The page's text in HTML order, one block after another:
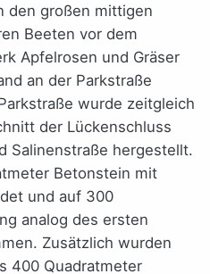
den großen mittigen
Beeten vor dem
Apfelrosen und Gräser
an der Parkstraße
wurde zeitgleich
der Lückenschluss
Salinenstraße hergestellt.
Betonstein mit
und auf 300
analog des ersten
Zusätzlich wurden
400 Quadratmeter